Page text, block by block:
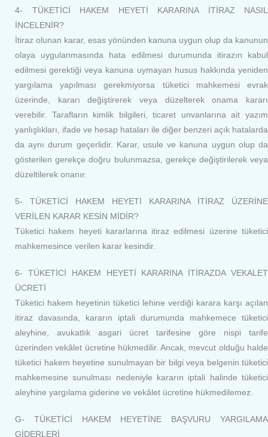
4- TÜKETİCİ HAKEM HEYETİ KARARINA İTİRAZ NASIL
İNCELENİR?
İtiraz olunan karar, esas yönünden kanuna uygun olup da kanunun
olaya uygulanmasında hata edilmesi durumunda itirazın kabul
edilmesi gerektiği veya kanuna uymayan husus hakkında yeniden
yargılama yapılması gerekmiyorsa tüketici mahkemesi evrak
üzerinde, kararı değiştirerek veya düzelterek onama kararı
verebilir. Tarafların kimlik bilgileri, ticaret unvanlarına ait yazım
yanlışlıkları, ifade ve hesap hataları ile diğer benzeri açık hatalarda
da aynı durum geçerlidir. Karar, usule ve kanuna uygun olup da
gösterilen gerekçe doğru bulunmazsa, gerekçe değiştirilerek veya
düzeltilerek onanır.
5- TÜKETİCİ HAKEM HEYETİ KARARINA İTİRAZ ÜZERİNE
VERİLEN KARAR KESİN MİDİR?
Tüketici hakem heyeti kararlarına itiraz edilmesi üzerine tüketici
mahkemesince verilen karar kesindir.
6- TÜKETİCİ HAKEM HEYETİ KARARINA İTİRAZDA VEKALET
ÜCRETİ
Tüketici hakem heyetinin tüketici lehine verdiği karara karşı açılan
itiraz davasında, kararın iptali durumunda mahkemece tüketici
aleyhine, avukatlık asgari ücret tarifesine göre nispi tarife
üzerinden vekâlet ücretine hükmedilir. Ancak, mevcut olduğu halde
tüketici hakem heyetine sunulmayan bir bilgi veya belgenin tüketici
mahkemesine sunulması nedeniyle kararın iptali halinde tüketici
aleyhine yargılama giderine ve vekâlet ücretine hükmedilemez.
G- TÜKETİCİ HAKEM HEYETİNE BAŞVURU YARGILAMA
GİDERLERİ